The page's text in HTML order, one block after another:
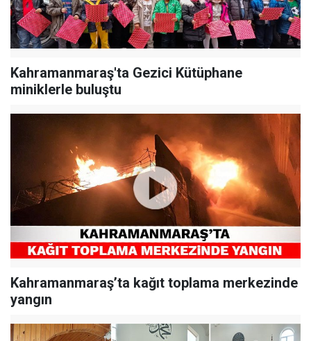
Kahramanmaraş'ta Gezici Kütüphane
miniklerle buluştu
Kahramanmaraş’ta kağıt toplama merkezinde
yangın